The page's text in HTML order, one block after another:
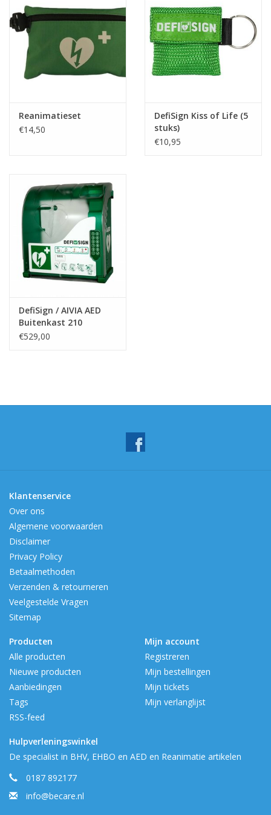
Reanimatieset
€14,50
DefiSign Kiss of Life (5
stuks)
€10,95
DefiSign / AIVIA AED
Buitenkast 210
€529,00
Klantenservice
Over ons
Algemene voorwaarden
Disclaimer
Privacy Policy
Betaalmethoden
Verzenden & retourneren
Veelgestelde Vragen
Sitemap
Producten
Alle producten
Nieuwe producten
Aanbiedingen
Tags
RSS-feed
Mijn account
Registreren
Mijn bestellingen
Mijn tickets
Mijn verlanglijst
Hulpverleningswinkel
De specialist in BHV, EHBO en AED en Reanimatie artikelen
0187 892177
info@becare.nl